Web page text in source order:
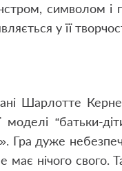
символом і
у її
Шарлотте
моделі “батьки-
Гра дуже
має нічого свого.